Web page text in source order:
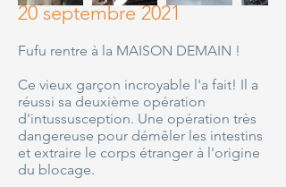
20 septembre 2021
Fufu rentre à la MAISON DEMAIN !
Ce vieux garçon incroyable l'a fait! Il a
réussi sa deuxième opération
d'intussusception. Une opération très
dangereuse pour démêler les intestins
et extraire le corps étranger à l'origine
du blocage.